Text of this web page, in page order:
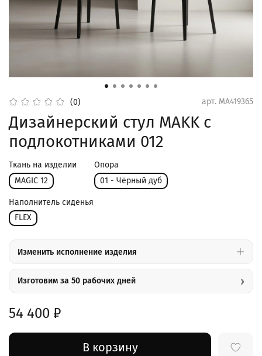
(0) арт. MA419365
Дизайнерский стул MAKK с
подлокотниками 012
Ткань на изделии
MAGIC 12
Опора
01 - Чёрный дуб
Наполнитель сиденья
FLEX
Изменить исполнение изделия
Изготовим за 50 рабочих дней ›
54 400 ₽
В корзину